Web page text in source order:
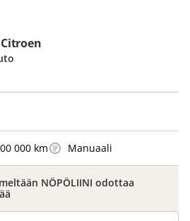
000 km Manuaali
NÖPÖLIINI odottaa